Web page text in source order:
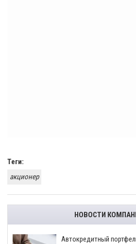
Теги:
акционер
НОВОСТИ
​Автокредитный